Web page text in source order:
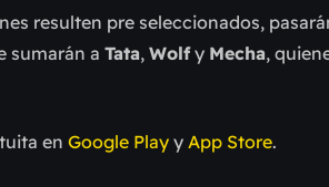
resulten pre seleccionados,
sumarán a Tata, Wolfy Mecha,
en Google Play y App Store.